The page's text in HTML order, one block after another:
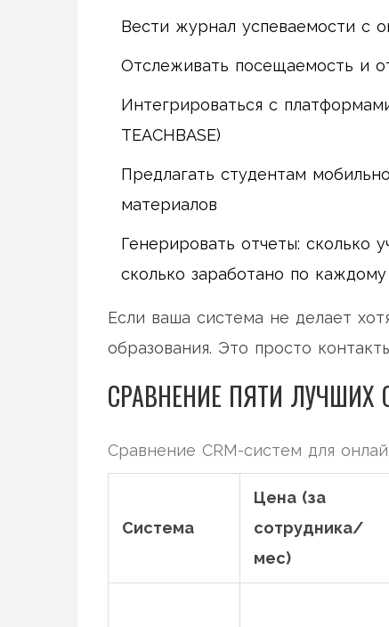
Вести журнал успеваемости с
Отслеживать посещаемость и
Интегрироваться с
TEACHBASE)
Предлагать студентам
материалов
Генерировать отчеты: сколько
сколько заработано по
Если ваша система не делает
образования. Это просто
СРАВНЕНИЕ ПЯТИ ЛУЧШИХ
Сравнение CRM-систем для
Система
Цена (за
сотрудника/
мес)